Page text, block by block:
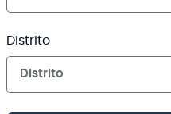
Distrito
Distrito